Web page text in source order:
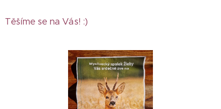
Těšíme se na Vás! :)